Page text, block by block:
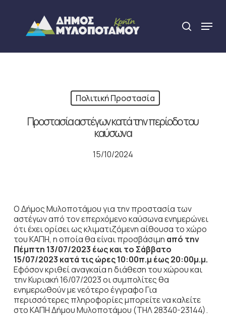
content
search
Menu
Πολιτική Προστασία
Προστασία αστέγων κατά την περίοδο του
καύσωνα
15/10/2024
Ο Δήμος Μυλοποτάμου για την προστασία των
αστέγων από τον επερχόμενο καύσωνα ενημερώνει
ότι έχει ορίσει ως κλιματιζόμενη αίθουσα το χώρο
του ΚΑΠΗ, η οποία θα είναι προσβάσιμη από την
Πέμπτη 13/07/2023 έως και το Σάββατο
15/07/2023 κατά τις ώρες 10:00π.μ έως 20:00μ.μ.
Εφόσον κριθεί αναγκαία η διάθεση του χώρου και
την Κυριακή 16/07/2023 οι συμπολίτες θα
ενημερωθούν με νεότερο έγγραφο Για
περισσότερες πληροφορίες μπορείτε να καλείτε
στο ΚΑΠΗ Δήμου Μυλοποτάμου (ΤΗΛ 28340-23144).
Close